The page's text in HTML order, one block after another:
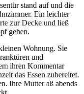
stand auf und die
Ein leichter
zur Decke und ließ
gehen.
Wohnung. Sie
und
ihren Kommentar
das Essen zubereitet.
Ihre Mutter aß abends